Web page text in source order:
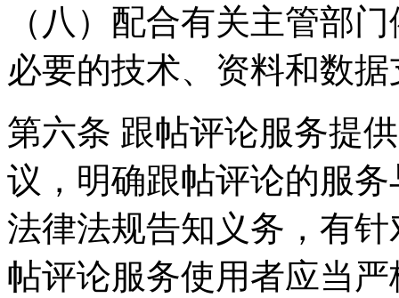
（八）配合有关主管部
必要的技术、资料和数
第六条 跟帖评论服务提
议，明确跟帖评论的服
法律法规告知义务，有
帖评论服务使用者应当